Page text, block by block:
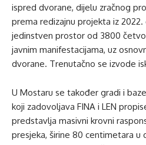
ispred dvorane, dijelu zračnog
prema redizajnu projekta iz
jedinstven prostor od 3800
javnim manifestacijama, uz
dvorane. Trenutačno se izvode
U Mostaru se također gradi i
koji zadovoljava FINA i LEN
predstavlja masivni krovni
presjeka, širine 80 centimetara u